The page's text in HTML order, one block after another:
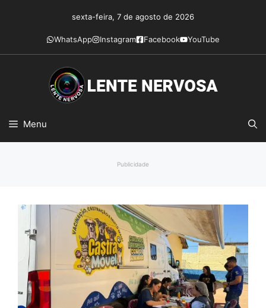
conteúdo
sexta-feira, 7 de agosto de 2026
WhatsApp Instagram Facebook YouTube
Menu
Publicidade